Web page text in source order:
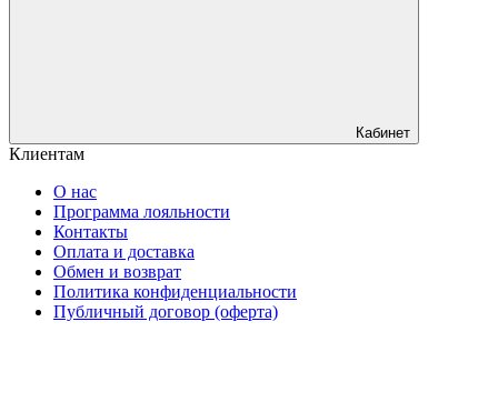
Кабинет
Клиентам
О нас
Программа лояльности
Контакты
Оплата и доставка
Обмен и возврат
Политика конфиденциальности
Публичный договор (оферта)